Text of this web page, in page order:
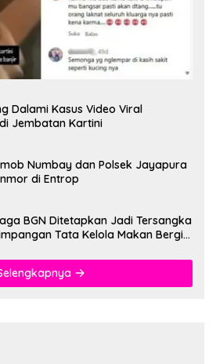
Dalami Kasus Video Viral
Jembatan Kartini
Numbay dan Polsek Jayapura
di Entrop
BGN Ditetapkan Jadi Tersangka
Tata Kelola Makan Bergizi